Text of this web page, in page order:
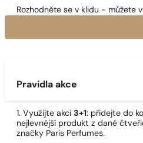
Rozhodněte se v klidu - můžete
Pravidla akce
1. Využijte akci 3+1: přidejte do
nejlevnější produkt z dané
značky Paris Perfumes.